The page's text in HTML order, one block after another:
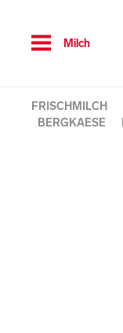
Toggle
navigation
Milch
FRISCHMILCH
BERGKAESE